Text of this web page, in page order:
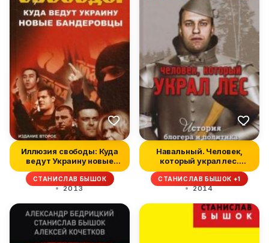
Иллюзия свободы: Куда
ведут Украину новые
бандеров...
СТАНИСЛАВ БЫШОК
2013
Навальный. Человек,
который украл лес.
История бло...
СТАНИСЛАВ БЫШОК +1
2014